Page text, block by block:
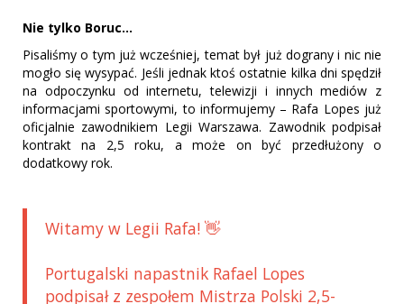
Nie tylko Boruc...
Pisaliśmy o tym już wcześniej, temat był już dograny i nic nie
mogło się wysypać. Jeśli jednak ktoś ostatnie kilka dni spędził
na odpoczynku od internetu, telewizji i innych mediów z
informacjami sportowymi, to informujemy – Rafa Lopes już
oficjalnie zawodnikiem Legii Warszawa. Zawodnik podpisał
kontrakt na 2,5 roku, a może on być przedłużony o
dodatkowy rok.
Witamy w Legii Rafa! 👋
Portugalski napastnik Rafael Lopes
podpisał z zespołem Mistrza Polski 2,5-